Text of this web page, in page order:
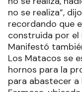
no se realiza”,
recordando que
construida por el
Manifestó
Los Matacos se
hornos para la
para abastecer